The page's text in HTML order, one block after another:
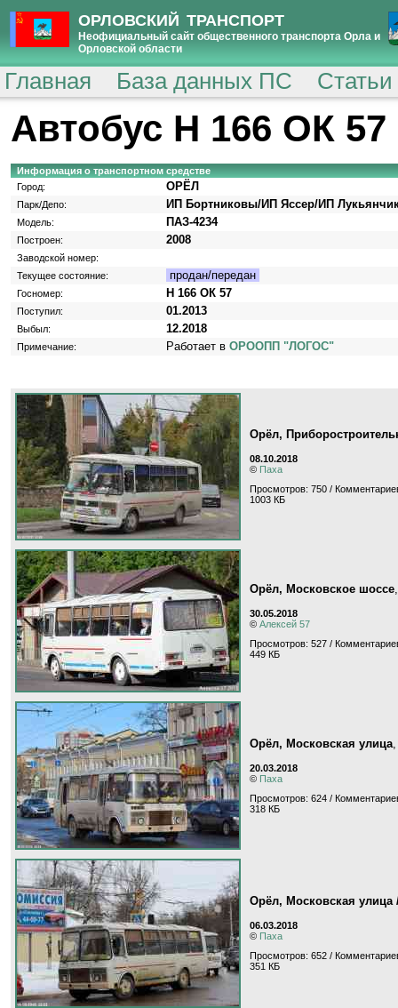
ОРЛОВСКИЙ ТРАНСПОРТ
Неофициальный сайт общественного транспорта Орла и
Орловской области
Главная База данных ПС
Автобус Н 166 ОК 57
Информация о транспортном средстве
Город:
ОРЁЛ
Парк/Депо: ИП Бортниковы/ИП Яссер/ИП
Модель: ПАЗ-4234
Построен: 2008
Заводской номер:
Текущее состояние:
продан/передан
Госномер: Н 166 ОК 57
Поступил: 01.2013
Выбыл: 12.2018
Примечание: Работает в ОРООПП "ЛОГОС"
Орёл,
08.10.2018
© Паха
Просмотров: 750 /
1003 КБ
Орёл, Московское шоссе
30.05.2018
© Алексей 57
Просмотров: 527 /
449 КБ
Орёл, Московская улица
20.03.2018
© Паха
Просмотров: 624 /
318 КБ
Орёл, Московская улица
06.03.2018
© Паха
Просмотров: 652 /
351 КБ